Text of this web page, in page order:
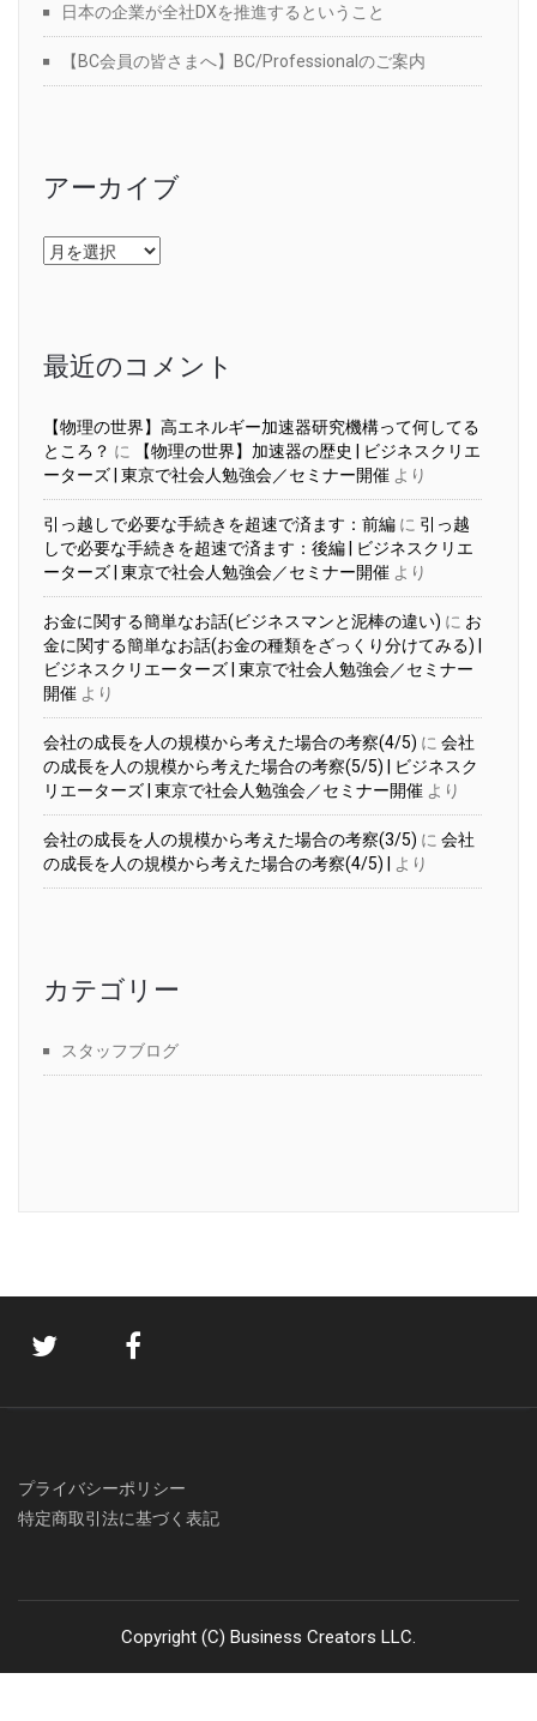
日本の企業が全社DXを推進するということ
【BC会員の皆さまへ】BC/Professionalのご案内
アーカイブ
ア
ー
最近のコメント
【物理の世界】高エネルギー加速器研究機構って何してる
ところ？ に
【物理の世界】加速器の歴史 | ビジネスクリエ
ーターズ | 東京で社会人勉強会／セミナー開催 より
引っ越しで必要な手続きを超速で済ます：前編 に 引っ越
しで必要な手続きを超速で済ます：後編 | ビジネスクリエ
ーターズ | 東京で社会人勉強会／セミナー開催 より
お金に関する簡単なお話(ビジネスマンと泥棒の違い) に お
金に関する簡単なお話(お金の種類をざっくり分けてみる) |
ビジネスクリエーターズ | 東京で社会人勉強会／セミナー
開催 より
会社の成長を人の規模から考えた場合の考察(4/5) に 会社
の成長を人の規模から考えた場合の考察(5/5) | ビジネスク
リエーターズ | 東京で社会人勉強会／セミナー開催 より
会社の成長を人の規模から考えた場合の考察(3/5) に 会社
の成長を人の規模から考えた場合の考察(4/5) |
より
カテゴリー
スタッフブログ
プライバシーポリシー
特定商取引法に基づく表記
Copyright (C) Business Creators LLC.